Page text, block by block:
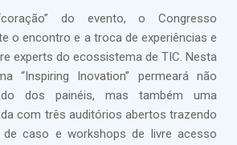
do evento, o Congresso
o encontro e a troca de experiências e
experts do ecossistema de TIC. Nesta
“Inspiring Inovation” permeará não
dos painéis, mas também uma
com três auditórios abertos trazendo
de caso e workshops de livre acesso